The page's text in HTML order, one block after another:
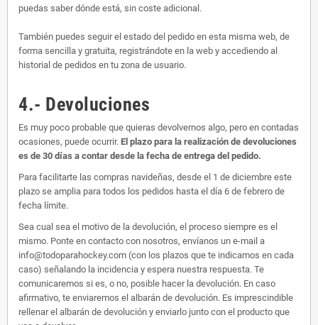
puedas saber dónde está, sin coste adicional.
También puedes seguir el estado del pedido en esta misma web, de
forma sencilla y gratuita, registrándote en la web y accediendo al
historial de pedidos en tu zona de usuario.
4.- Devoluciones
Es muy poco probable que quieras devolvernos algo, pero en contadas
ocasiones, puede ocurrir. El plazo para la realización de devoluciones
es de 30 días a contar desde la fecha de entrega del pedido.
Para facilitarte las compras navideñas, desde el 1 de diciembre este
plazo se amplia para todos los pedidos hasta el día 6 de febrero de
fecha límite.
Sea cual sea el motivo de la devolución, el proceso siempre es el
mismo. Ponte en contacto con nosotros, envíanos un e-mail a
info@todoparahockey.com (con los plazos que te indicamos en cada
caso) señalando la incidencia y espera nuestra respuesta. Te
comunicaremos si es, o no, posible hacer la devolución. En caso
afirmativo, te enviaremos el albarán de devolución. Es imprescindible
rellenar el albarán de devolución y enviarlo junto con el producto que